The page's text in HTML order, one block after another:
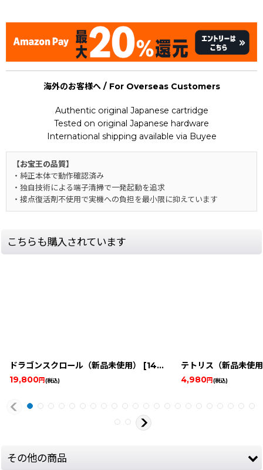
海外のお客様へ / For Overseas Customers
Authentic original Japanese cartridge
Tested on original Japanese hardware
International shipping available via Buyee
【お宝王の品質】
・純正本体で動作確認済み
・独自技術による端子清掃で一発起動を追求
・接点復活剤不使用で実機への負担を最小限に抑えています
こちらも購入されています
ドラゴンスクロール（新品未使用） [14387-dragon-s-famicomboxnew
19,800円(税込)
テトリス（新品未使
4,980円(税込)
その他の商品